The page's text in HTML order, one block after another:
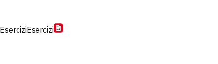
EserciziEsercizi